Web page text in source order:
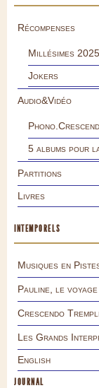
Récompenses
Millésimes 2025
Jokers
Audio&Vidéo
5 albums pour
Partitions
Livres
INTEMPORELS
Musiques en
Pauline, le voyage
Crescendo
Les Grands
English
JOURNAL